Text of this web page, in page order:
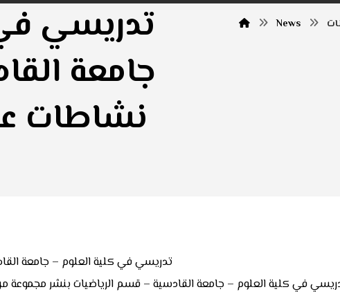
تدريسي
جامعة
نشاطات
News
تدريسي في كلية العلوم – جامعة